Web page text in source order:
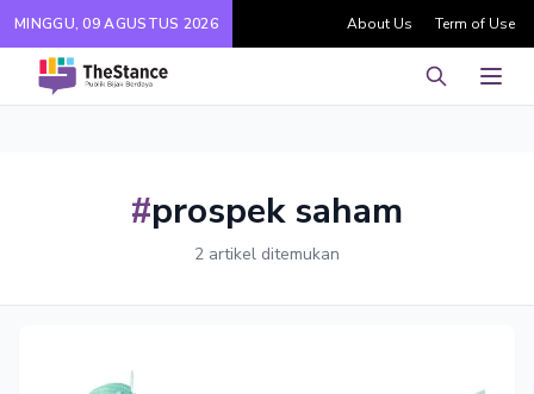
MINGGU, 09 AGUSTUS 2026 About Us Term of Use
Pencarian
#prospek saham
2 artikel ditemukan